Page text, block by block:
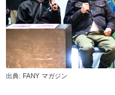
出典: FANY マガジン